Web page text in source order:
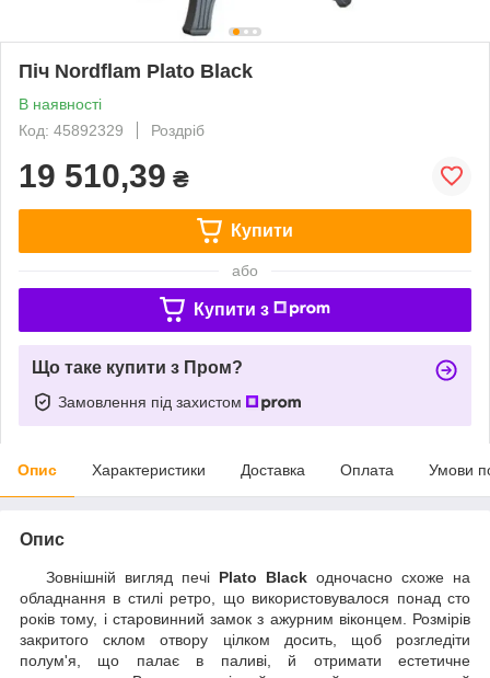
Піч Nordflam Plato Black
В наявності
Код: 45892329
Роздріб
19 510,39 ₴
Купити
або
Купити з
Що таке купити з Пром?
Замовлення під захистом
Опис Характеристики Доставка Оплата Умови
Опис
Зовнішній вигляд печі Plato Black одночасно схоже на
обладнання в стилі ретро, що використовувалося понад сто
років тому, і старовинний замок з ажурним віконцем. Розмірів
закритого склом отвору цілком досить, щоб розгледіти
полум'я, що палає в паливі, й отримати естетичне